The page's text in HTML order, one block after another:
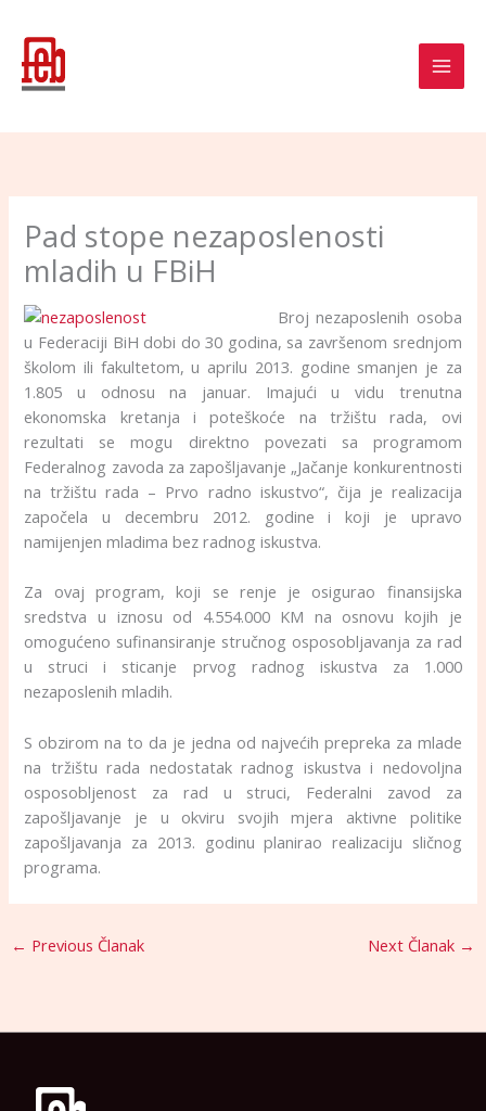
content
Pad stope nezaposlenosti
mladih u FBiH
Broj nezaposlenih osoba
u Federaciji BiH dobi do 30 godina, sa završenom srednjom
školom ili fakultetom, u aprilu 2013. godine smanjen je za
1.805 u odnosu na januar. Imajući u vidu trenutna
ekonomska kretanja i poteškoće na tržištu rada, ovi
rezultati se mogu direktno povezati sa programom
Federalnog zavoda za zapošljavanje „Jačanje konkurentnosti
na tržištu rada – Prvo radno iskustvo“, čija je realizacija
započela u decembru 2012. godine i koji je upravo
namijenjen mladima bez radnog iskustva.
Za ovaj program, koji se renje je osigurao finansijska
sredstva u iznosu od 4.554.000 KM na osnovu kojih je
omogućeno sufinansiranje stručnog osposobljavanja za rad
u struci i sticanje prvog radnog iskustva za 1.000
nezaposlenih mladih.
S obzirom na to da je jedna od najvećih prepreka za mlade
na tržištu rada nedostatak radnog iskustva i nedovoljna
osposobljenost za rad u struci, Federalni zavod za
zapošljavanje je u okviru svojih mjera aktivne politike
zapošljavanja za 2013. godinu planirao realizaciju sličnog
programa.
← Previous Članak Next Članak →